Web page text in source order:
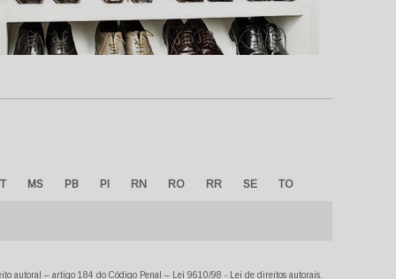
MS PB PI RN RO RR SE TO
autoral – artigo 184 do Código Penal – Lei 9610/98 - Lei de direitos autorais